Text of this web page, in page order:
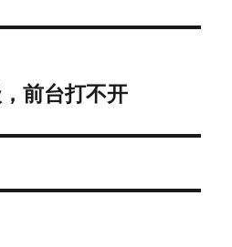
前台打不开